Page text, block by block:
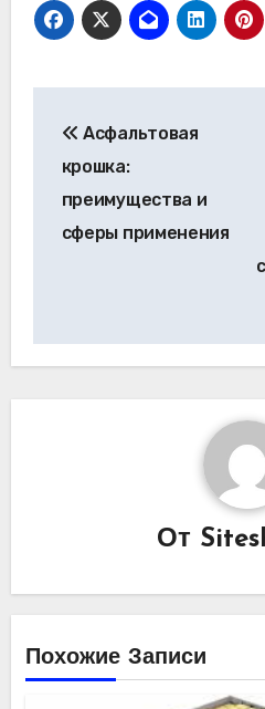
по
записям
Асфальтовая
крошка:
преимущества и
сферы применения
От
Похожие Записи